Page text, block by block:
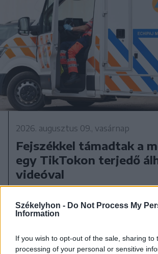
Székelyhon - Do Not Process My
Information
If you wish to opt-out of the sale, sharing to
processing of your personal or sensitive
2026. augusztus 09., vasárnap
Fejszékkel támadtak a
egy TikTokon terjedő
videóval